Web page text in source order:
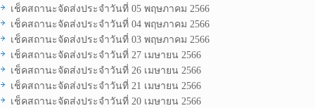
เช็คสถานะจัดส่งประจำวันที่ 05 พฤษภาคม 2566
เช็คสถานะจัดส่งประจำวันที่ 04 พฤษภาคม 2566
เช็คสถานะจัดส่งประจำวันที่ 03 พฤษภาคม 2566
เช็คสถานะจัดส่งประจำวันที่ 27 เมษายน 2566
เช็คสถานะจัดส่งประจำวันที่ 26 เมษายน 2566
เช็คสถานะจัดส่งประจำวันที่ 21 เมษายน 2566
เช็คสถานะจัดส่งประจำวันที่ 20 เมษายน 2566